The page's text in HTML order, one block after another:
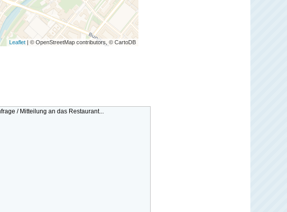
Leaflet | © OpenStreetMap contributors, © CartoDB